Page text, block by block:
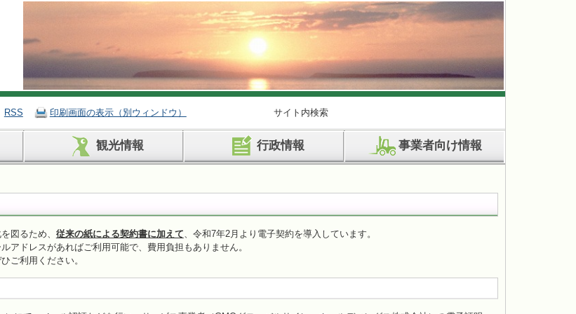
RSS 印刷画面の表示（別ウィンドウ） サイト内検索
観光情報 行政情報 事業者向け情報
図るため、 従来の紙による契約書に加えて、令和7年2月より電子契約を導入しています。
アドレスがあればご利用可能で、費用負担もありません。
ご利用ください。